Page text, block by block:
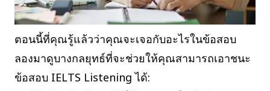
ตอนนี้ที่คุณรู้แล้วว่าคุณจะเจอกับอะไรในข้อสอบ
ลองมาดูบางกลยุทธ์ที่จะช่วยให้คุณสามารถเอาชนะ
ข้อสอบ IELTS Listening ได้: